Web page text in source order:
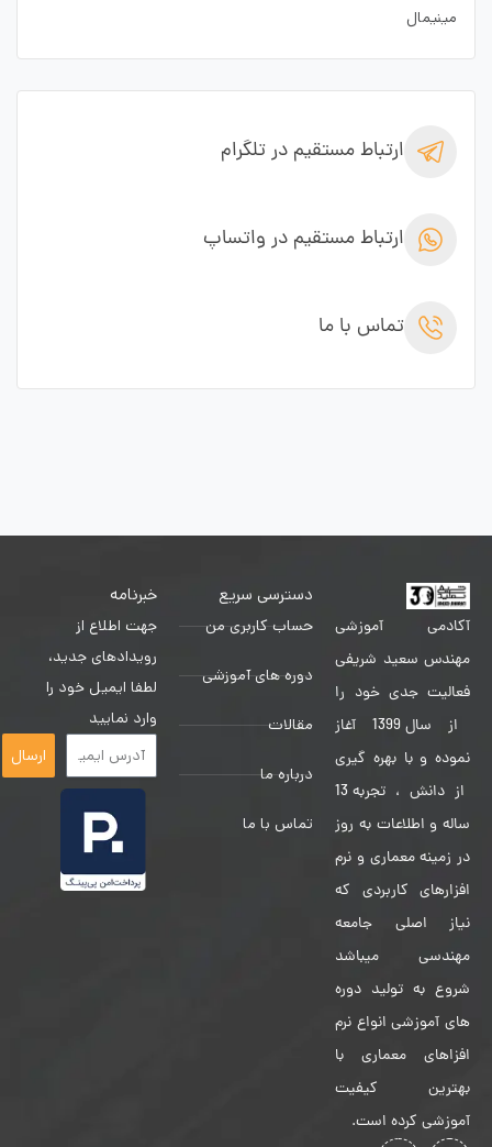
مینیمال
ارتباط مستقیم در تلگرام
ارتباط مستقیم در واتساپ
تماس با ما
آکادمی آموزشی
مهندس سعید شریفی
فعالیت جدی خود را
از سال 1399 آغاز
نموده و با بهره گیری
از دانش ، تجربه 13
ساله و اطلاعات به روز
در زمینه معماری و نرم
افزارهای کاربردی که
نیاز اصلی جامعه
مهندسی میباشد
شروع به تولید دوره
های آموزشی انواع نرم
افزاهای معماری با
بهترین کیفیت
آموزشی کرده است.
دسترسی سریع
حساب کاربری من
دوره های آموزشی
مقالات
درباره ما
تماس با ما
خبرنامه
جهت اطلاع از
رویدادهای جدید،
لطفا ایمیل خود را
وارد نمایید
ارسال